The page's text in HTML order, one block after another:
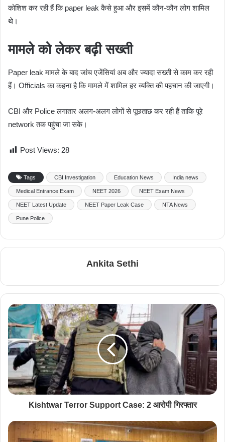
कोशिश कर रही हैं कि paper leak कैसे हुआ और इसमें कौन-कौन लोग शामिल
थे।
मामले को लेकर बढ़ी सख्ती
Paper leak मामले के बाद जांच एजेंसियां अब और ज्यादा सख्ती से काम कर रही
हैं। Officials का कहना है कि मामले में शामिल हर व्यक्ति की पहचान की जाएगी।
CBI और Police लगातार अलग-अलग लोगों से पूछताछ कर रही हैं ताकि पूरे
network तक पहुंचा जा सके।
Post Views: 28
Tags CBI Investigation Education News India news
Medical Entrance Exam NEET 2026 NEET Exam News
NEET Latest Update NEET Paper Leak Case NTA News
Pune Police
Ankita Sethi
Kishtwar Terror Support Case: 2 आरोपी गिरफ्तार